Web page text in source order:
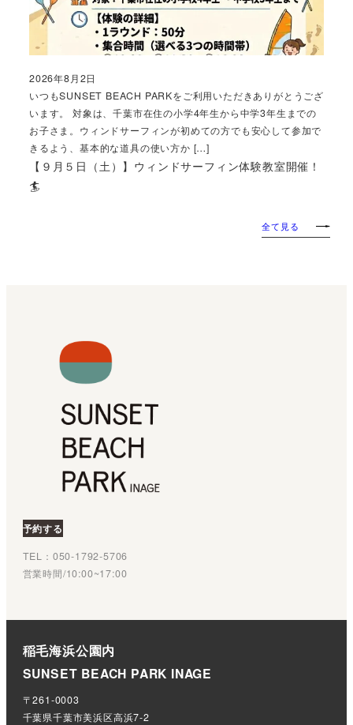
【９月５日（土）】ウィンドサーフィン体験教室開催！
🏄
いつもSUNSET BEACH PARKをご利用いただきありがとうござ
います。 対象は、千葉市在住の小学4年生から中学3年生までの
お子さま。ウィンドサーフィンが初めての方でも安心して参加で
きるよう、基本的な道具の使い方か […]
投稿日
2026年8月2日
全て見る
予約する
TEL：050‐1792‐5706
営業時間/10:00~17:00
稲毛海浜公園内
SUNSET BEACH PARK INAGE
〒261-0003
千葉県千葉市美浜区高浜7-2